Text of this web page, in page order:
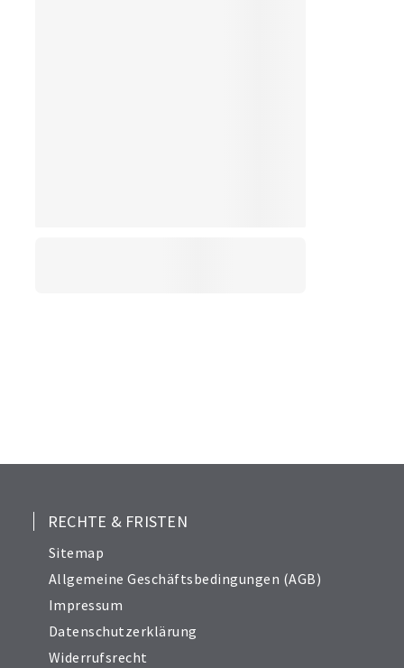
RECHTE & FRISTEN
Sitemap
Allgemeine Geschäftsbedingungen (AGB)
Impressum
Datenschutzerklärung
Widerrufsrecht